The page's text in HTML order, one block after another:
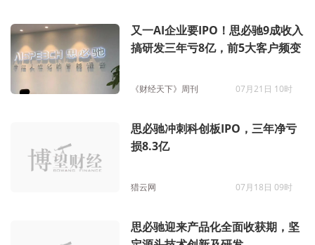
又一AI企业要IPO！思必驰9成收入
搞研发三年亏8亿，前5大客户频变
《财经天下》周刊 07月21日 10时
思必驰冲刺科创板IPO，三年净亏
损8.3亿
猎云网 07月18日 09时
思必驰迎来产品化全面收获期，坚